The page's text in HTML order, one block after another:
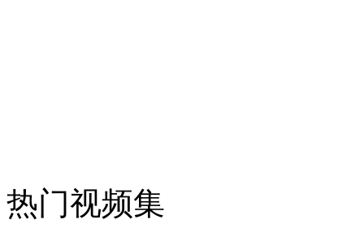
消防员救轻生者 花炮节热闹非凡
热门视频集